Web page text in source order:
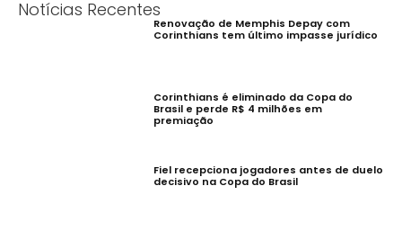
Notícias Recentes
Renovação de Memphis Depay com
Corinthians tem último impasse jurídico
Corinthians é eliminado da Copa do
Brasil e perde R$ 4 milhões em
premiação
Fiel recepciona jogadores antes de duelo
decisivo na Copa do Brasil